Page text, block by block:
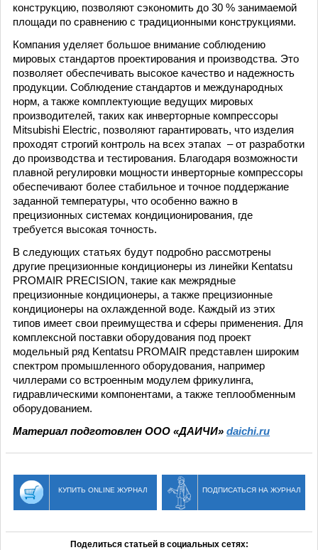
конструкцию, позволяют сэкономить до 30 % занимаемой
площади по сравнению с традиционными конструкциями.
Компания уделяет большое внимание соблюдению
мировых стандартов проектирования и производства. Это
позволяет обес­печивать высокое качество и надежность
продукции. Соблюдение стандартов и международных
норм, а также комплектующие ведущих мировых
производителей, таких как инверторные компрессоры
Mitsubishi Electric, позволяют гарантировать, что изделия
проходят строгий контроль на всех этапах – от разработки
до производства и тестирования. Благодаря возможности
плавной регулировки мощности инверторные компрессоры
обеспечивают более стабильное и точное поддержание
заданной температуры, что особенно важно в
прецизионных системах кондиционирования, где
требуется высокая точность.
В следующих статьях будут подробно рассмотрены
другие прецизионные кондиционеры из линейки Kentatsu
PROMAIR PRECISION, такие как межрядные
прецизионные кондиционеры, а также прецизионные
кондиционеры на охлажденной воде. Каждый из этих
типов имеет свои преимущества и сферы применения. Для
комплексной поставки оборудования под проект
модельный ряд Kentatsu PROMAIR представлен широким
спектром промышленного оборудования, например
чиллерами со встроенным модулем фрикулинга,
гидравлическими компонентами, а также теплообменным
оборудованием.
Материал подготовлен ООО «ДАИЧИ» daichi.ru
КУПИТЬ ONLINE ЖУРНАЛ ПОДПИСАТЬСЯ НА ЖУРНАЛ
Поделиться статьей в социальных сетях: